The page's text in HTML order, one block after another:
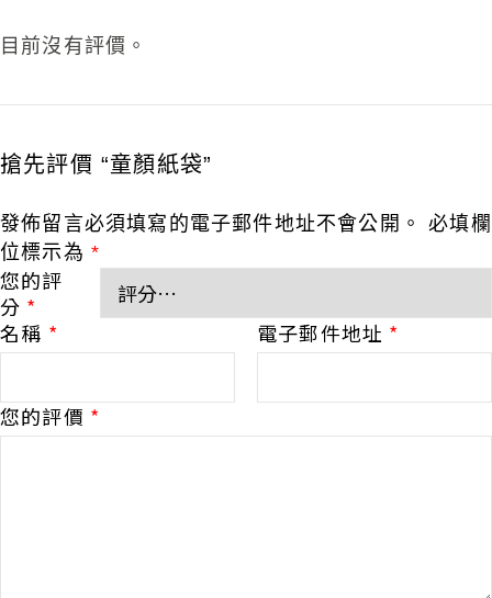
目前沒有評價。
搶先評價 “童顏紙袋”
發佈留言必須填寫的電子郵件地址不會公開。
必填欄
位標示為 *
您的評
分 *
您的評價 *
名稱 * 電子郵件地址 *